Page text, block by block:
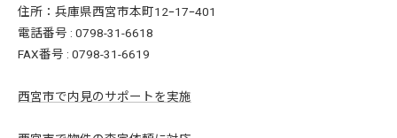
住所：兵庫県西宮市本町12ｰ17ｰ401
電話番号 : 0798-31-6618
FAX番号 : 0798-31-6619
西宮市で内見のサポートを実施